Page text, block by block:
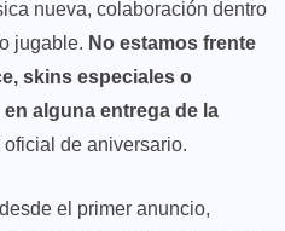
nueva, colaboración dentro
jugable. No estamos frente
skins especiales o
alguna entrega de la
de aniversario.
el primer anuncio,